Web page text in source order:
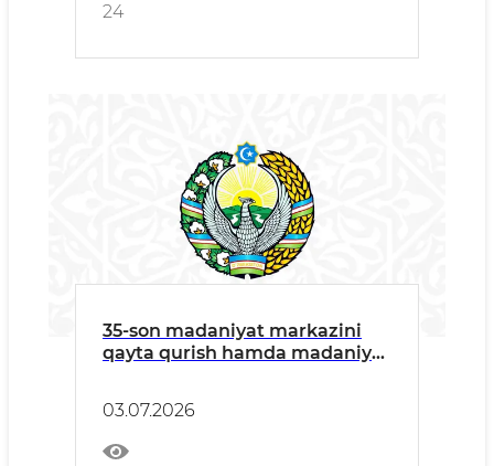
24
35-son madaniyat markazini
qayta qurish hamda madaniyat
nodavlat ta’lim faoliyatini
yo‘lga qo‘yish
03.07.2026